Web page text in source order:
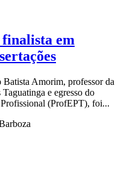
em
Amorim, professor da
e egresso do
(ProfEPT), foi...